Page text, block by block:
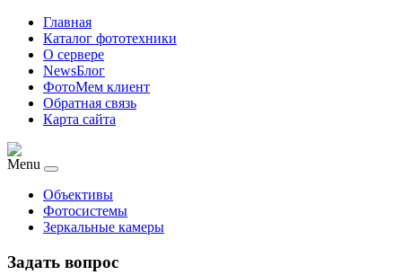
Главная
Каталог фототехники
О сервере
NewsБлог
ФотоМем клиент
Обратная связь
Карта сайта
Menu
Объективы
Фотосистемы
Зеркальные камеры
Задать вопрос